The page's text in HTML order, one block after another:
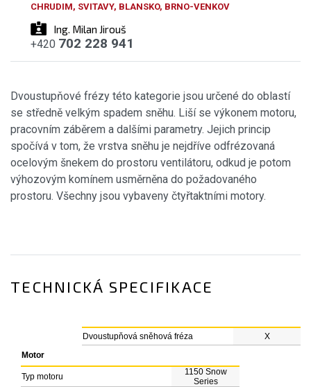
Ing. Milan Jirouš
CHRUDIM, SVITAVY, BLANSKO, BRNO-VENKOV
+420 702 228 941
Dvoustupňové frézy této kategorie jsou určené do oblastí
se středně velkým spadem sněhu. Liší se výkonem motoru,
pracovním záběrem a dalšími parametry. Jejich princip
spočívá v tom, že vrstva sněhu je nejdříve odfrézovaná
ocelovým šnekem do prostoru ventilátoru, odkud je potom
výhozovým komínem usměrněna do požadovaného
prostoru. Všechny jsou vybaveny čtyřtaktními motory.
TECHNICKÁ SPECIFIKACE
Dvoustupňová sněhová fréza
X
Motor
Typ motoru
1150 Snow
Series